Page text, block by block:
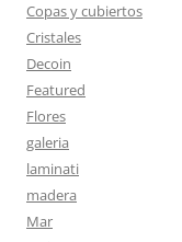
Copas y cubiertos
Cristales
Decoin
Featured
Flores
galeria
laminati
madera
Mar